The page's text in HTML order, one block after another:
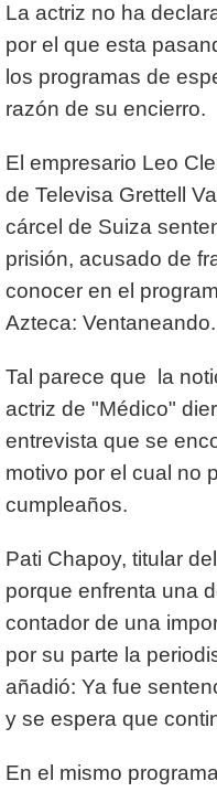
La actriz no ha
por el que esta
los programas de
razón de su encierro.
El empresario Leo
de Televisa Grettell
cárcel de Suiza
prisión, acusado de
conocer en el
Azteca: Ventaneando.
Tal parece que la
actriz de "Médico"
entrevista que se
motivo por el cual no
cumpleaños.
Pati Chapoy, titular
porque enfrenta una
contador de una
por su parte la
añadió: Ya fue
y se espera que
En el mismo